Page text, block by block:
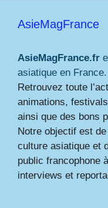
AsieMagFrance
AsieMagFrance.fr
asiatique en France.
Retrouvez toute
animations,
ainsi que des bons
Notre objectif est
culture asiatique et
public francophone
interviews et